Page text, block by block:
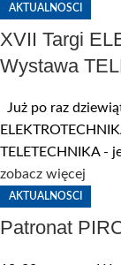
AKTUALNOSCI
XVII Targi
Wystawa
Już po raz
TELETECHNIKA -
zobacz więcej
AKTUALNOSCI
Patronat